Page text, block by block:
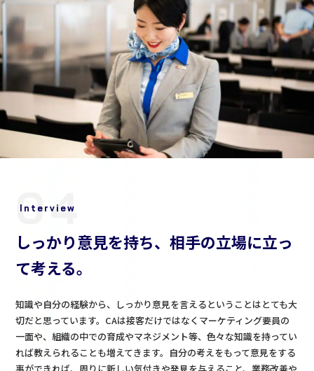
Interview
04
しっかり意見を持ち、相手の立場に立っ
て考える。
知識や自分の経験から、しっかり意見を言えるということはとても大
切だと思っています。CAは接客だけではなくマーケティング要員の
一面や、組織の中での育成やマネジメント等、色々な知識を持ってい
れば教えられることも増えてきます。自分の考えをもって意見をする
事ができれば、周りに新しい気付きや発見を与えること、業務改善や